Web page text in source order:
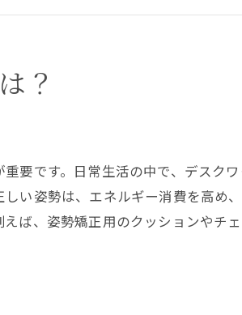
感を減らすための基本
な姿勢改善法の紹介
労感を軽減する姿勢
デスクワークの疲れを軽減
に役立つ姿勢の改善法
？
要です。日常生活の中で、デスク
い姿勢は、エネルギー消費を高め
ば、姿勢矯正用のクッションやチ